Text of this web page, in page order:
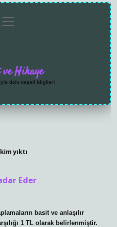
menüyü
aç
Hikaye
dolu neşeli bilgiler!
yıktı
Eder
basit ve anlaşılır
1 TL olarak belirlenmiştir.